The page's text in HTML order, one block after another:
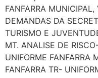
FANFARRA
DEMANDAS DA
TURISMO E
MT. ANALISE DE
UNIFORME FANFARRA
FANFARRA TR-